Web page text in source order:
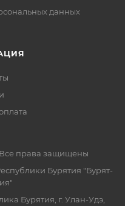
данных
права защищены
Бурятия "Бурят-
Бурятия, г. Улан-Удэ,